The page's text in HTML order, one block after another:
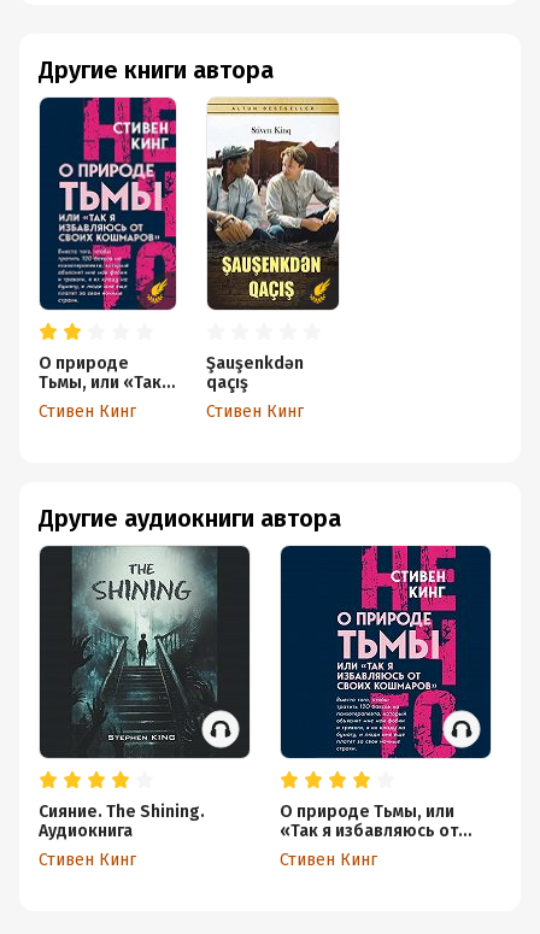
Другие книги автора
О природе
Тьмы, или «Так я
избавляюсь от
своих
Стивен Кинг
Şauşenkdən
qaçış
Стивен Кинг
Другие аудиокниги автора
Сияние. The Shining.
Аудиокнига
Стивен Кинг
О природе Тьмы, или
«Так я избавляюсь от
своих кошмаров»
Стивен Кинг